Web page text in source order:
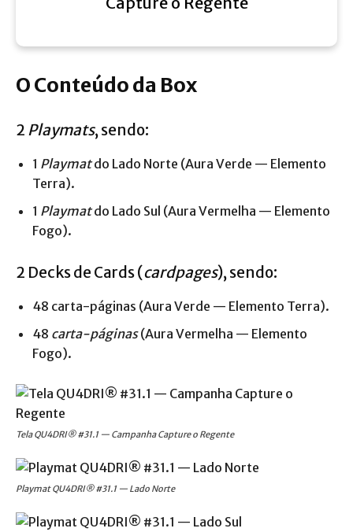
O Conteúdo da Box
2 Playmats, sendo:
1 Playmatdo Lado Norte (Aura Verde — Elemento
Terra).
1 Playmatdo Lado Sul (Aura Vermelha — Elemento
Fogo).
2 Decks de Cards (cardpages), sendo:
48 carta-páginas (Aura Verde — Elemento Terra).
48 carta-páginas(Aura Vermelha — Elemento
Fogo).
Tela QU4DRI® #31.1 — Campanha Capture o Regente
Playmat QU4DRI® #31.1 — Lado Norte